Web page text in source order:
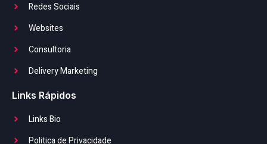
Redes Sociais
Websites
Consultoria
Delivery Marketing
Links Rápidos
Links Bio
Politica de Privacidade